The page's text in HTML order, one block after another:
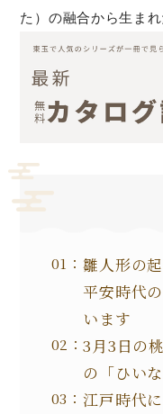
た）の融合から生ま
雛人形の
平安時代
います
3月3日の
の「ひい
江戸時代